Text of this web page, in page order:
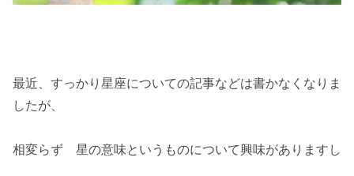
最近、すっかり星座についての記事などは書かなくなりま
したが、
相変らず 星の意味というものについて興味がありますし